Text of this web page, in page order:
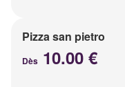
Pizza san pietro
Dès 10.00 €